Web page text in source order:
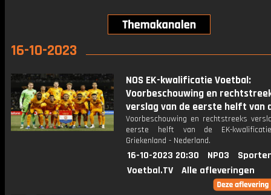
16-10-2023
NOS EK-kwalificatie Voetbal:
Voorbeschouwing en
verslag van de eerste helft van
Voorbeschouwing en rechtstreeks
eerste helft van de EK-
Griekenland - Nederland.
16-10-2023 20:30 NPO3
Voetbal.TV
Alle afleveringen